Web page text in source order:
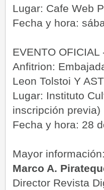
Lugar: Cafe Web
Fecha y hora:
EVENTO OFICIAL
Anfitrion:
Leon Tolstoi Y
Lugar: Instituto
inscripción previa)
Fecha y hora: 28
Mayor información:
Marco A.
Director Revista